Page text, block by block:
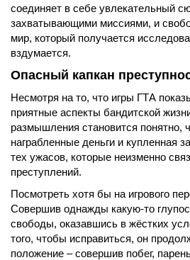
соединяет в себе увлекательный
захватывающими миссиями, и
мир, который получается
вздумается.
Опасный капкан
Несмотря на то, что игры ГТА
приятные аспекты бандитской
размышления становится понятно,
награбленные деньги и купленная
тех ужасов, которые неизменно
преступлений.
Посмотреть хотя бы на игрового
Совершив однажды какую-то
свободы, оказавшись в жёстких
того, чтобы исправиться, он
положение – совершив побег,